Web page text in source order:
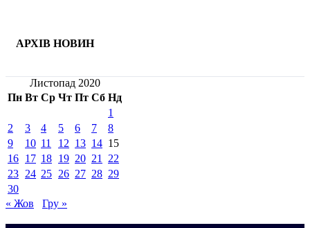
АРХІВ НОВИН
Листопад 2020
Пн Вт Ср Чт Пт Сб Нд
1
2
3 4 5 6 7
8
9
10 11 12 13 14 15
16 17 18 19 20 21
22
23 24 25 26 27 28 29
30
« Жов
Гру »